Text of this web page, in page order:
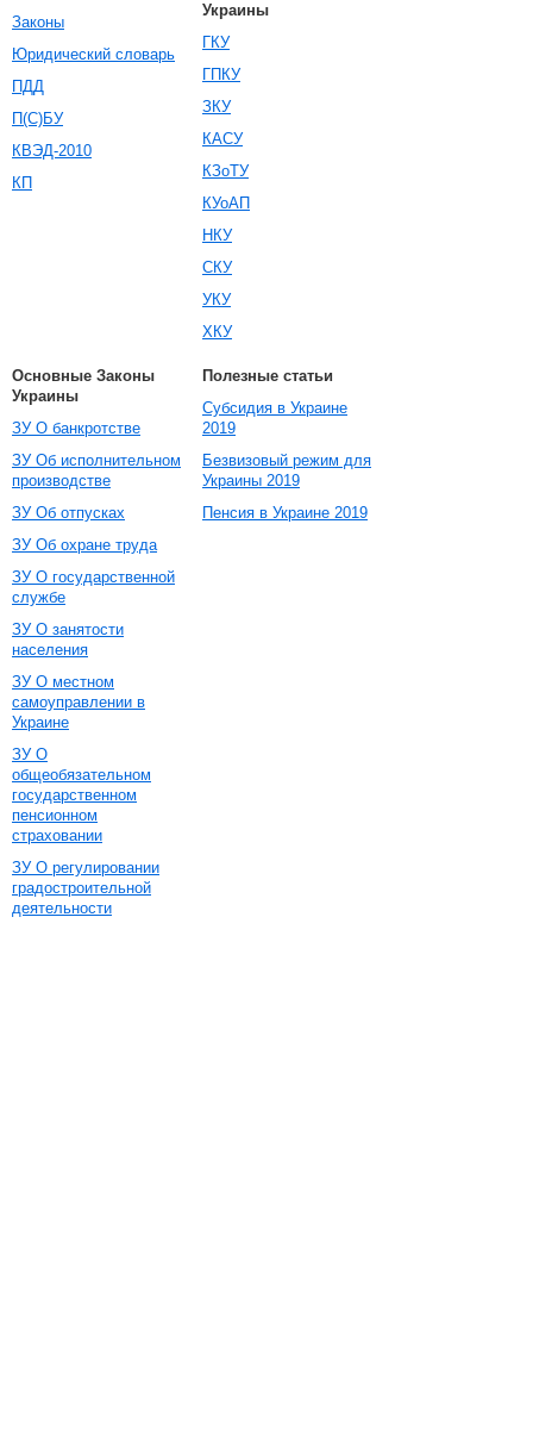
Законы
Юридический словарь
ПДД
П(С)БУ
КВЭД-2010
КП
Украины
ГКУ
ГПКУ
ЗКУ
КАСУ
КЗоТУ
КУоАП
НКУ
СКУ
УКУ
ХКУ
Основные Законы
Украины
ЗУ О банкротстве
ЗУ Об исполнительном
производстве
ЗУ Об отпусках
ЗУ Об охране труда
ЗУ О государственной
службе
ЗУ О занятости
населения
ЗУ О местном
самоуправлении в
Украине
ЗУ О
общеобязательном
государственном
пенсионном
страховании
ЗУ О регулировании
градостроительной
деятельности
Полезные статьи
Субсидия в Украине
2019
Безвизовый режим для
Украины 2019
Пенсия в Украине 2019